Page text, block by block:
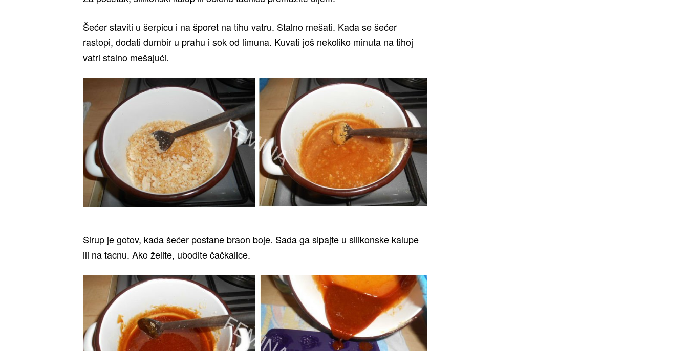
Šećer staviti u šerpicu i na šporet na tihu vatru. Stalno mešati. Kada se šećer
rastopi, dodati đumbir u prahu i sok od limuna. Kuvati još nekoliko minuta na tihoj
vatri stalno mešajući.
Sirup je gotov, kada šećer postane braon boje. Sada ga sipajte u silikonske kalupe
ili na tacnu. Ako želite, ubodite čačkalice.